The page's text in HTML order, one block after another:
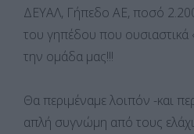
ΔΕΥΑΛ, Γήπεδο ΑΕ, ποσό
του γηπέδου που ουσιαστικά
την ομάδα μας!!!
Θα περιμέναμε λοιπόν -και
απλή συγνώμη από τους